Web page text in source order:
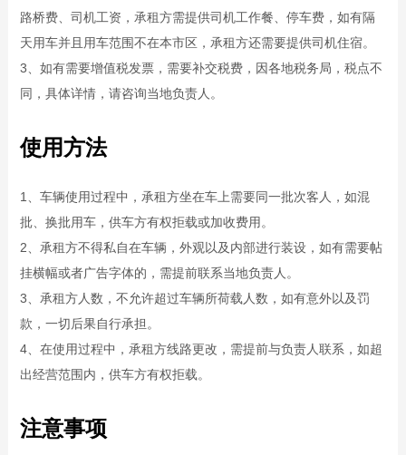
路桥费、司机工资，承租方需提供司机工作餐、停车费，如有隔
天用车并且用车范围不在本市区，承租方还需要提供司机住宿。
3、如有需要增值税发票，需要补交税费，因各地税务局，税点不
同，具体详情，请咨询当地负责人。
使用方法
1、车辆使用过程中，承租方坐在车上需要同一批次客人，如混
批、换批用车，供车方有权拒载或加收费用。
2、承租方不得私自在车辆，外观以及内部进行装设，如有需要帖
挂横幅或者广告字体的，需提前联系当地负责人。
3、承租方人数，不允许超过车辆所荷载人数，如有意外以及罚
款，一切后果自行承担。
4、在使用过程中，承租方线路更改，需提前与负责人联系，如超
出经营范围内，供车方有权拒载。
注意事项